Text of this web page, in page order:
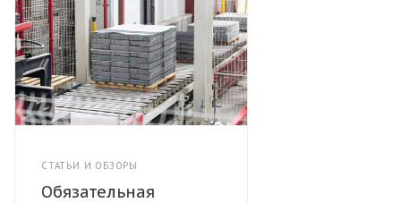
СТАТЬИ И ОБЗОРЫ
Обязательная